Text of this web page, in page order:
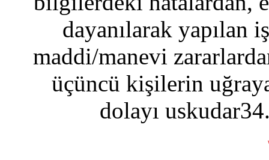
dayanılarak yapılan
maddi/manevi
üçüncü kişilerin
dolayı